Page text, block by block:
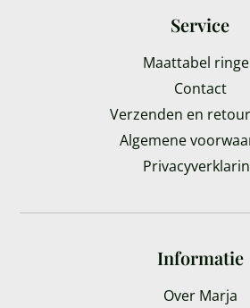
Service
Maattabel
Contact
Verzenden en
Algemene
Informatie
Over Marja